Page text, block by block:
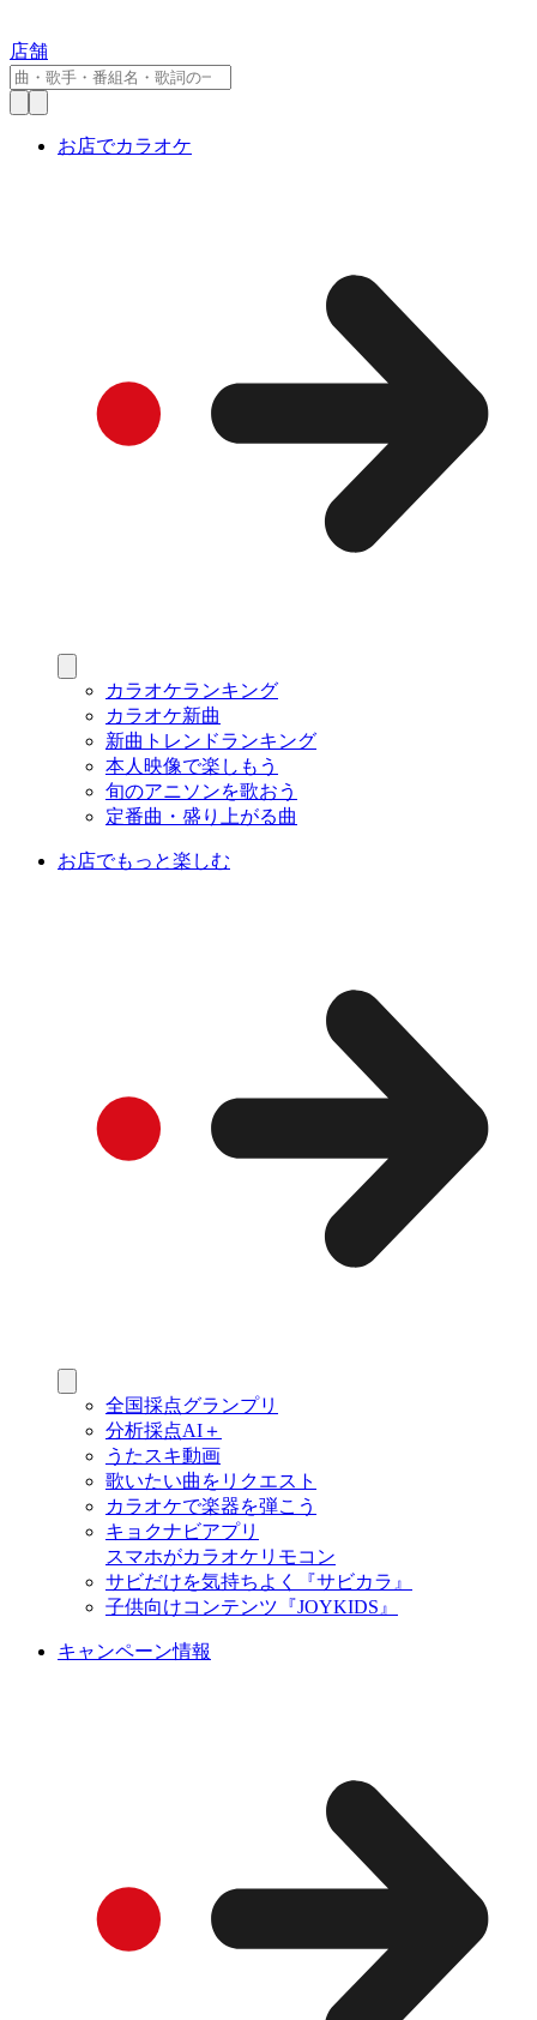
店舗
お店でカラオケ
カラオケランキング
カラオケ新曲
新曲トレンドランキング
本人映像で楽しもう
旬のアニソンを歌おう
定番曲・盛り上がる曲
お店でもっと楽しむ
全国採点グランプリ
分析採点AI＋
うたスキ動画
歌いたい曲をリクエスト
カラオケで楽器を弾こう
キョクナビアプリ
スマホがカラオケリモコン
サビだけを気持ちよく『サビカラ』
子供向けコンテンツ『JOYKIDS』
キャンペーン情報